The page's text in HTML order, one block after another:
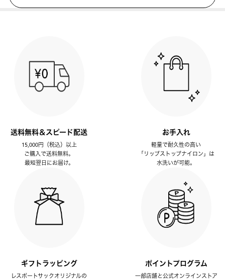
送料無料＆スピード配送
15,000円（税込）以上
ご購入で送料無料。
最短翌日にお届け。
お手入れ
軽量で耐久性の高い
「リップストップナイロン」は
水洗いが可能。
ギフトラッピング
レスポートサックオリジナルの
ポイントプログラム
一部店舗と公式オンラインストア